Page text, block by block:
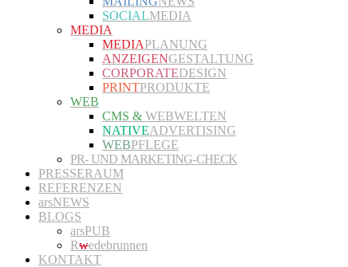
SOCIALMEDIA
MEDIA
MEDIAPLANUNG
ANZEIGENGESTALTUNG
CORPORATEDESIGN
PRINTPRODUKTE
WEB
CMS & WEBWELTEN
NATIVEADVERTISING
WEBPFLEGE
PR- UND MARKETING-CHECK
PRESSERAUM
REFERENZEN
arsNEWS
BLOGS
arsPUB
Rwedebrunnen
KONTAKT